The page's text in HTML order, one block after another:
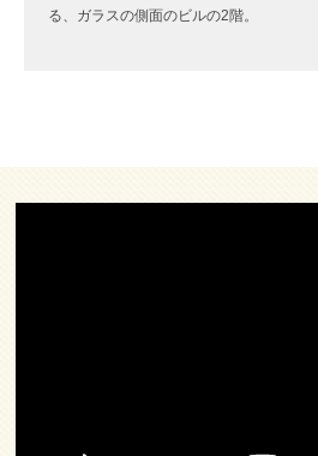
る、ガラスの側面のビルの2階。